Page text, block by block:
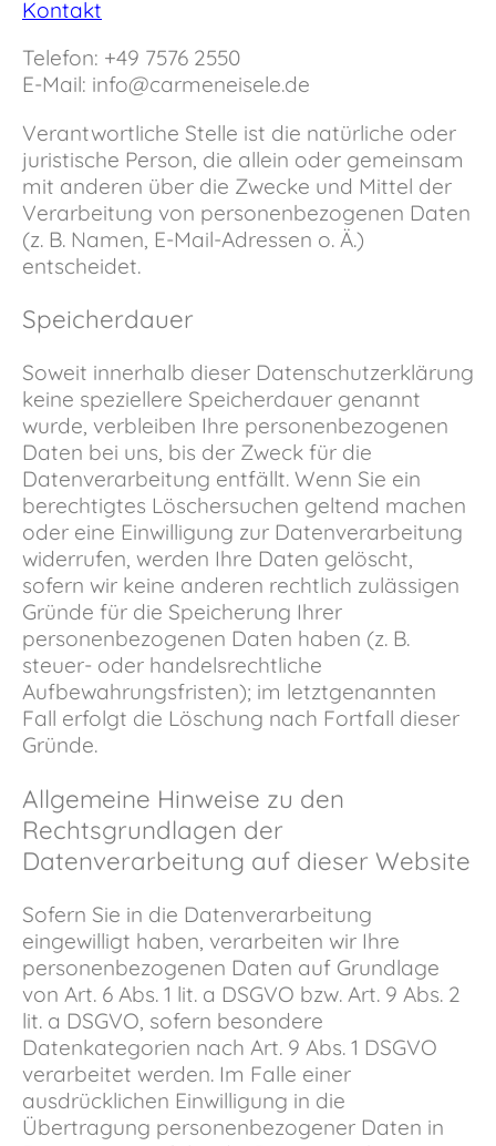
Kontakt
Telefon: +49 7576 2550
E-Mail: info@carmeneisele.de
Verantwortliche Stelle ist die natürliche oder
juristische Person, die allein oder gemeinsam
mit anderen über die Zwecke und Mittel der
Verarbeitung von personenbezogenen Daten
(z. B. Namen, E-Mail-Adressen o. Ä.)
entscheidet.
Speicherdauer
Soweit innerhalb dieser Datenschutzerklärung
keine speziellere Speicherdauer genannt
wurde, verbleiben Ihre personenbezogenen
Daten bei uns, bis der Zweck für die
Datenverarbeitung entfällt. Wenn Sie ein
berechtigtes Löschersuchen geltend machen
oder eine Einwilligung zur Datenverarbeitung
widerrufen, werden Ihre Daten gelöscht,
sofern wir keine anderen rechtlich zulässigen
Gründe für die Speicherung Ihrer
personenbezogenen Daten haben (z. B.
steuer- oder handelsrechtliche
Aufbewahrungsfristen); im letztgenannten
Fall erfolgt die Löschung nach Fortfall dieser
Gründe.
Allgemeine Hinweise zu den
Rechtsgrundlagen der
Datenverarbeitung auf dieser Website
Sofern Sie in die Datenverarbeitung
eingewilligt haben, verarbeiten wir Ihre
personenbezogenen Daten auf Grundlage
von Art. 6 Abs. 1 lit. a DSGVO bzw. Art. 9 Abs. 2
lit. a DSGVO, sofern besondere
Datenkategorien nach Art. 9 Abs. 1 DSGVO
verarbeitet werden. Im Falle einer
ausdrücklichen Einwilligung in die
Übertragung personenbezogener Daten in